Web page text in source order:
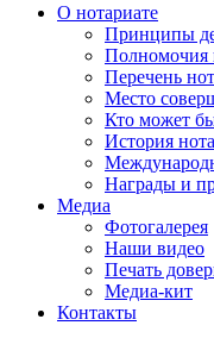
О нотариате
Принципы
Полномочия
Перечень
Место
Кто может
История
Награды и
Медиа
Фотогалерея
Наши видео
Печать
Медиа-кит
Контакты